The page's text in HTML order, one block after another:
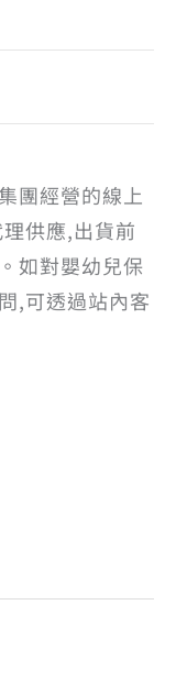
團經營的線上
供應,出貨前
如對嬰幼兒保
,可透過站內客